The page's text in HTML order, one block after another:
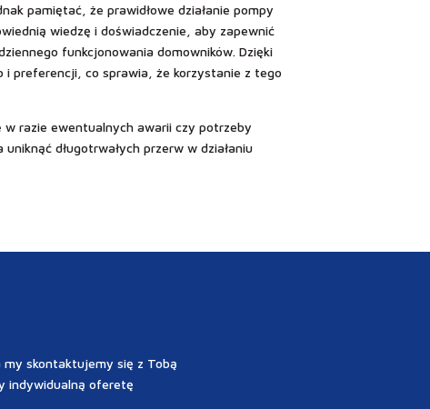
pamiętać, że prawidłowe działanie pompy
wiedzę i doświadczenie, aby zapewnić
funkcjonowania domowników. Dzięki
i preferencji, co sprawia, że korzystanie z tego
w razie ewentualnych awarii czy potrzeby
długotrwałych przerw w działaniu
skontaktujemy się z Tobą
indywidualną oferetę